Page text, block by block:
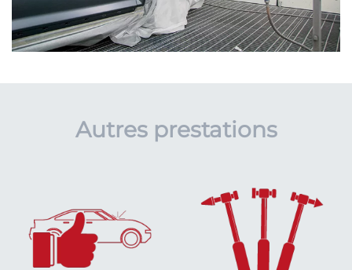
Autres prestations
EN SAVOIR
EN SAVOIR
PLUS...